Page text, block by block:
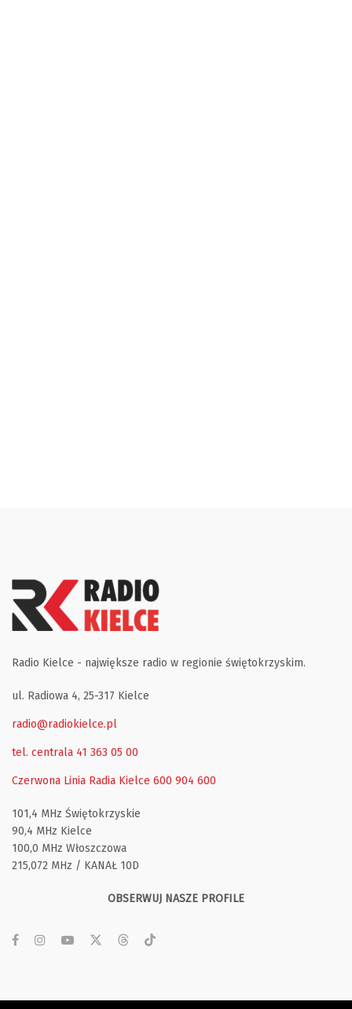
Radio Kielce - największe radio w regionie świętokrzyskim.
ul. Radiowa 4, 25-317 Kielce
radio@radiokielce.pl
tel. centrala 41 363 05 00
Czerwona Linia Radia Kielce 600 904 600
101,4 MHz Świętokrzyskie
90,4 MHz Kielce
100,0 MHz Włoszczowa
215,072 MHz / KANAŁ 10D
OBSERWUJ NASZE PROFILE